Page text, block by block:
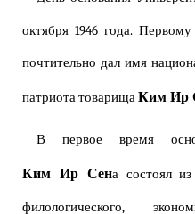
октября 1946 года.
почтительно дал имя
патриота товарищаКим Ир
В первое время
Ким Ир Сена состоял
филологического,